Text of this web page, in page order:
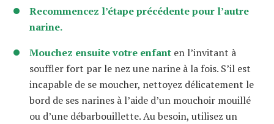
Recommencez l’étape précédente pour l’autre
narine.
Mouchez ensuite votre enfant en l’invitant à
souffler fort par le nez une narine à la fois. S’il est
incapable de se moucher, nettoyez délicatement le
bord de ses narines à l’aide d’un mouchoir mouillé
ou d’une débarbouillette. Au besoin, utilisez un